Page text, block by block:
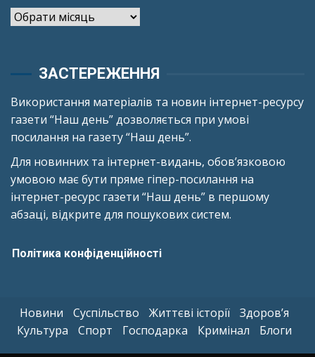
Архіви
ЗАСТЕРЕЖЕННЯ
Використання матеріалів та новин інтернет-ресурсу
газети “Наш день” дозволяється при умові
посилання на газету “Наш день”.
Для новинних та інтернет-видань, обов’язковою
умовою має бути пряме гіпер-посилання на
інтернет-ресурс газети “Наш день” в першому
абзаці, відкрите для пошукових систем.
Політика конфіденційності
Новини Суспільство Життєві історії
Здоров’я
Культура
Спорт Господарка Кримінал Блоги